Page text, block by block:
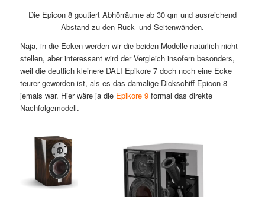
Die Epicon 8 goutiert Abhörräume ab 30 qm und ausreichend
Abstand zu den Rück- und Seitenwänden.
Naja, in die Ecken werden wir die beiden Modelle natürlich nicht
stellen, aber interessant wird der Vergleich insofern besonders,
weil die deutlich kleinere DALI Epikore 7 doch noch eine Ecke
teurer geworden ist, als es das damalige Dickschiff Epicon 8
jemals war. Hier wäre ja die Epikore 9formal das direkte
Nachfolgemodell.